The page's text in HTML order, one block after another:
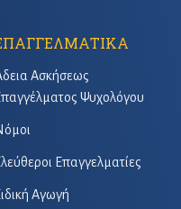
Ασκήσεως
Ψυχολόγου
Επαγγελματίες
Αγωγή